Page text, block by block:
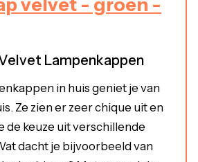
Lampenkappen
in huis geniet je van
Ze zien er zeer chique uit en
de keuze uit verschillende
dacht je bijvoorbeeld van